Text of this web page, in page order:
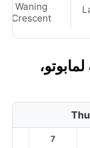
Waning
Crescent
7